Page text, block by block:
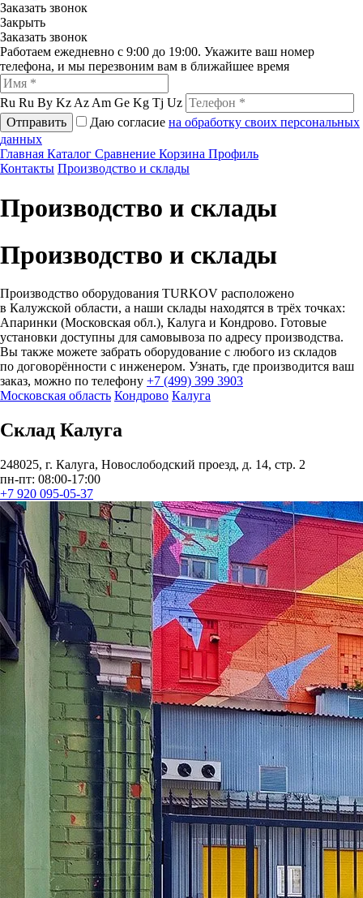
Заказать звонок
Закрыть
Заказать звонок
Работаем ежедневно с 9:00 до 19:00. Укажите ваш номер
телефона, и мы перезвоним вам в ближайшее время
Ru Ru By Kz Az Am Ge Kg Tj Uz
Отправить
Даю согласие на обработку своих персональных
данных
Главная Каталог Сравнение Корзина Профиль
Контакты Производство и склады
Производство и склады
Производство и склады
Производство оборудования TURKOV расположено
в Калужской области, а наши склады находятся в трёх точках:
Апаринки (Московская обл.), Калуга и Кондрово. Готовые
установки доступны для самовывоза по адресу производства.
Вы также можете забрать оборудование с любого из складов
по договорённости с инженером. Узнать, где производится ваш
заказ, можно по телефону +7 (499) 399 3903
Московская область Кондрово Калуга
Склад Калуга
248025, г. Калуга, Новослободский проезд, д. 14, стр. 2
пн-пт: 08:00-17:00
+7 920 095-05-37